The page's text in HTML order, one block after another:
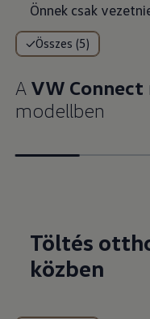
Önnek csak
Összes (5)
A VW Connect
modellben
Töltés
közben